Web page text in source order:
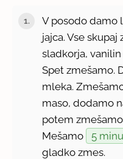
V posodo damo
jajca. Vse
sladkorja,
Spet zmešamo.
mleka.
maso, dodamo
potem
Mešamo
5
gladko zmes.